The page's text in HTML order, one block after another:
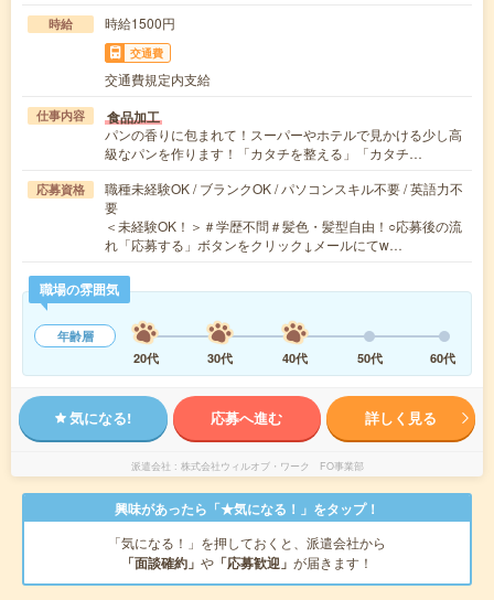
時給 時給1500円
交通費
交通費規定内支給
仕事内容 食品加工
パンの香りに包まれて！スーパーやホテルで見かける少し高
級なパンを作ります！「カタチを整える」「カタチ…
応募資格
職種未経験OK / ブランクOK / パソコンスキル不要 / 英語力不
要
＜未経験OK！＞＃学歴不問＃髪色・髪型自由！○応募後の流
れ「応募する」ボタンをクリック↓メールにてw…
職場の雰囲気
年齢層
20代
30代 40代 50代 60代
気になる! 応募へ進む 詳しく見る
派遣会社 株式会社ウィルオブ・ワーク FO事業部
興味があったら「★気になる！」をタップ！
「気になる！」を押しておくと、派遣会社から
「面談確約」 や 「応募歓迎」 が届きます！